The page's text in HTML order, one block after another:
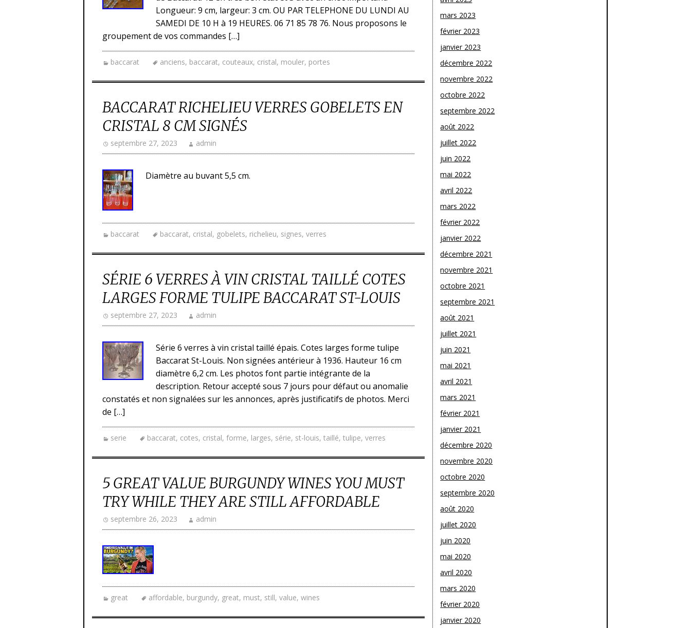
Longueur: 9 cm, largeur: 3 cm. OU PAR TELEPHONE DU LUNDI AU
SAMEDI DE 10 H à 19 HEURES. 06 71 85 78 76. Nous proposons le
groupement de vos commandes […]
baccarat anciens, baccarat, couteaux, cristal, mouler, portes
BACCARAT RICHELIEU VERRES GOBELETS EN
CRISTAL 8 CM SIGNÉS
septembre 27, 2023 admin
Diamètre au buvant 5,5 cm.
baccarat baccarat, cristal, gobelets, richelieu, signes, verres
SÉRIE 6 VERRES À VIN CRISTAL TAILLÉ COTES
LARGES FORME TULIPE BACCARAT ST-LOUIS
septembre 27, 2023 admin
Série 6 verres à vin cristal taillé épais. Cotes larges forme tulipe
Baccarat St-Louis. Non signées antérieur à 1936. Hauteur 16 cm
diamètre 6,2 cm. Les photos font partie intégrante de la
description. Retour accepté sous 7 jours pour défaut ou anomalie
constatés et non signalées sur les annonces, après justificatifs de photos. Merci
de […]
serie baccarat, cotes, cristal, forme, larges, série, st-louis, taillé, tulipe, verres
5 GREAT VALUE BURGUNDY WINES YOU MUST
TRY WHILE THEY ARE STILL AFFORDABLE
septembre 26, 2023 admin
great affordable, burgundy, great, must, still, value, wines
mars 2023
février 2023
janvier 2023
décembre 2022
novembre 2022
octobre 2022
septembre 2022
août 2022
juillet 2022
juin 2022
mai 2022
avril 2022
mars 2022
février 2022
janvier 2022
décembre 2021
novembre 2021
octobre 2021
septembre 2021
août 2021
juillet 2021
juin 2021
mai 2021
avril 2021
mars 2021
février 2021
janvier 2021
décembre 2020
novembre 2020
octobre 2020
septembre 2020
août 2020
juillet 2020
juin 2020
mai 2020
avril 2020
mars 2020
février 2020
janvier 2020